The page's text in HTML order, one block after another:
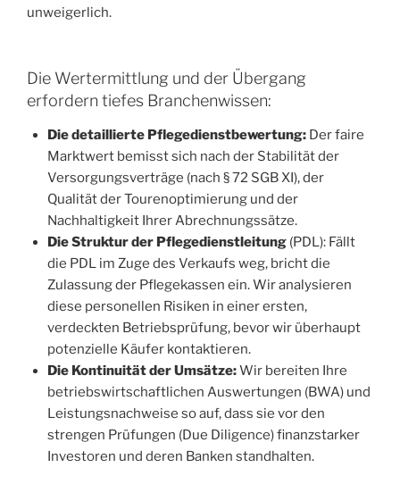
unweigerlich.
Die Wertermittlung und der Übergang
erfordern tiefes Branchenwissen:
Die detaillierte Pflegedienstbewertung:Der faire
Marktwert bemisst sich nach der Stabilität der
Versorgungsverträge (nach § 72 SGB XI), der
Qualität der Tourenoptimierung und der
Nachhaltigkeit Ihrer Abrechnungssätze.
Die Struktur der Pflegedienstleitung(PDL): Fällt
die PDL im Zuge des Verkaufs weg, bricht die
Zulassung der Pflegekassen ein. Wir analysieren
diese personellen Risiken in einer ersten,
verdeckten Betriebsprüfung, bevor wir überhaupt
potenzielle Käufer kontaktieren.
Die Kontinuität der Umsätze:Wir bereiten Ihre
betriebswirtschaftlichen Auswertungen (BWA) und
Leistungsnachweise so auf, dass sie vor den
strengen Prüfungen (Due Diligence) finanzstarker
Investoren und deren Banken standhalten.